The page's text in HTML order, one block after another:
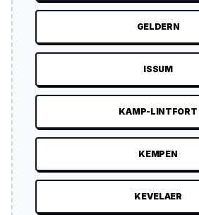
GELDERN
ISSUM
KAMP-LINTFORT
KEMPEN
KEVELAER